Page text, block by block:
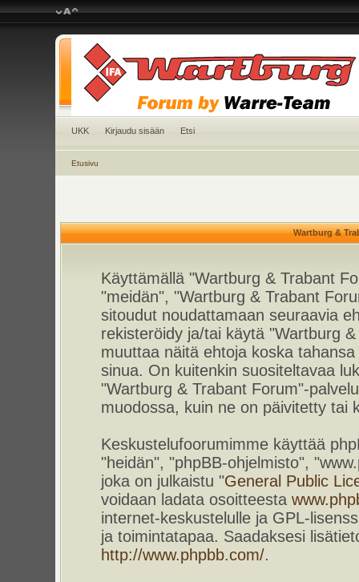
UKK Kirjaudu sisään Etsi
Etusivu
Wartburg &
Käyttämällä "Wartburg & Trabant
"meidän", "Wartburg & Trabant
sitoudut noudattamaan seuraavia
rekisteröidy ja/tai käytä "Wartburg
muuttaa näitä ehtoja koska
sinua. On kuitenkin suositeltavaa
"Wartburg & Trabant Forum"-
muodossa, kuin ne on päivitetty tai
Keskustelufoorumimme käyttää
"heidän", "phpBB-ohjelmisto",
joka on julkaistu "General Public
voidaan ladata osoitteesta
internet-keskustelulle ja GPL-
ja toimintatapaa. Saadaksesi
http://www.phpbb.com/.